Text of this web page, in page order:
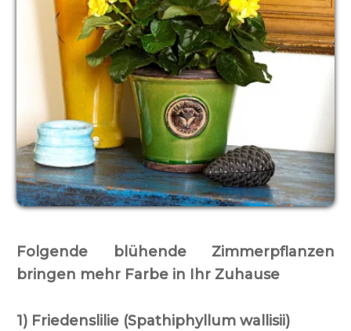
Folgende blühende Zimmerpflanzen
bringen mehr Farbe in Ihr Zuhause
1) Friedenslilie (Spathiphyllum wallisii)